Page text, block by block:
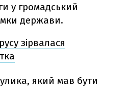
у громадський
держави.
зірвалася
який мав бути